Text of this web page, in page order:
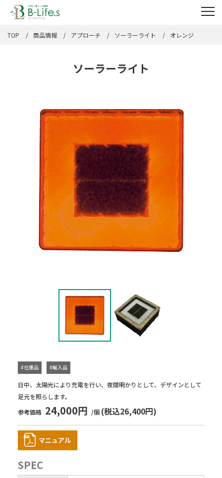
TOP 商品情報 アプローチ ソーラーライト オレンジ
ソーラーライト
日中、太陽光により充電を行い、夜間明かりとして、デザインとして
足元を照らします。
#在庫品 #輸入品
参考価格 24,000円 /個 (税込26,400円)
マニュアル
SPEC